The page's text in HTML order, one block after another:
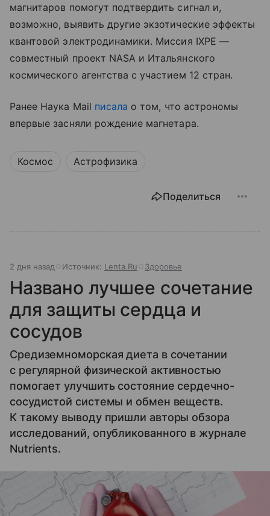
магнитаров помогут подтвердить сигнал и,
возможно, выявить другие экзотические эффекты
квантовой электродинамики. Миссия IXPE —
совместный проект NASA и Итальянского
космического агентства с участием 12 стран.
Ранее Наука Mail писала о том, что астрономы
впервые засняли рождение магнетара.
Космос Астрофизика
Поделиться
2 дня назад Источник: Lenta.Ru Здоровье
Названо лучшее сочетание
для защиты сердца и
сосудов
Средиземноморская диета в сочетании
с регулярной физической активностью
помогает улучшить состояние сердечно-
сосудистой системы и обмен веществ.
К такому выводу пришли авторы обзора
исследований, опубликованного в журнале
Nutrients.